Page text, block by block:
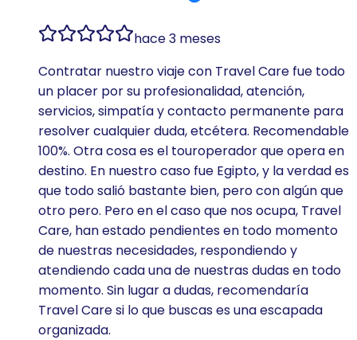
hace 3 meses
Contratar nuestro viaje con Travel Care fue todo
un placer por su profesionalidad, atención,
servicios, simpatía y contacto permanente para
resolver cualquier duda, etcétera. Recomendable
100%. Otra cosa es el touroperador que opera en
destino. En nuestro caso fue Egipto, y la verdad es
que todo salió bastante bien, pero con algún que
otro pero. Pero en el caso que nos ocupa, Travel
Care, han estado pendientes en todo momento
de nuestras necesidades, respondiendo y
atendiendo cada una de nuestras dudas en todo
momento. Sin lugar a dudas, recomendaría
Travel Care si lo que buscas es una escapada
organizada.